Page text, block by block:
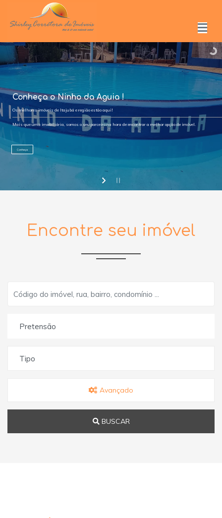
Conheça o Ninho da Aguia !
Os melhores imóveis de Itajubá e região estão aqui!
Mais que uma imobiliária, somos o seu parceiro na hora de encontrar a melhor opção de imóvel.
Conheça
Encontre seu imóvel
Pretensão
Tipo
Avançado
BUSCAR